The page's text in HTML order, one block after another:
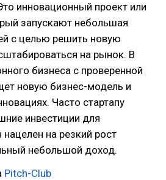
инновационный проект или
запускают небольшая
с целью решить новую
на рынок. В
бизнеса с проверенной
новую бизнес-модель и
Часто стартапу
инвестиции для
на резкий рост
небольшой доход.
Pitch-Club